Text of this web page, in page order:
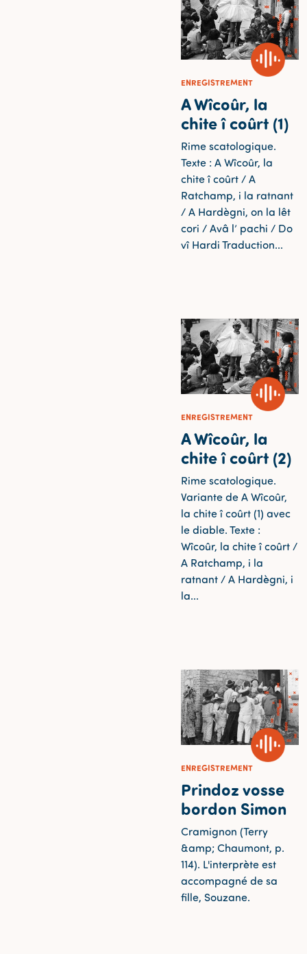
ENREGISTREMENT
A Wîcoûr, la
chite î coûrt (1)
Rime scatologique.
Texte : A Wîcoûr, la
chite î coûrt / A
Ratchamp, i la ratnant
/ A Hardègni, on la lêt
cori / Avâ l’ pachi / Do
vî Hardi Traduction...
ENREGISTREMENT
A Wîcoûr, la
chite î coûrt (2)
Rime scatologique.
Variante de A Wîcoûr,
la chite î coûrt (1) avec
le diable. Texte :
Wîcoûr, la chite î coûrt /
A Ratchamp, i la
ratnant / A Hardègni, i
la...
ENREGISTREMENT
Prindoz vosse
bordon Simon
Cramignon (Terry
&amp; Chaumont, p.
114). L'interprète est
accompagné de sa
fille, Souzane.